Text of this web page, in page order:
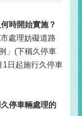
時開始實施？
處理妨礙道路
」(下稱久停車
1日起施行久停車
停車輛處理的